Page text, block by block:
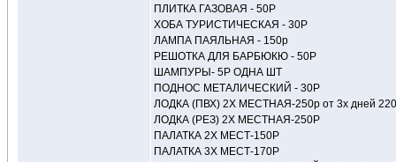
ПЛИТКА ГАЗОВАЯ - 50Р
ХОБА ТУРИСТИЧЕСКАЯ - 30Р
ЛАМПА ПАЯЛЬНАЯ - 150р
РЕШОТКА ДЛЯ БАРБЮКЮ - 50Р
ШАМПУРЫ- 5Р ОДНА ШТ
ПОДНОС МЕТАЛИЧЕСКИЙ - 30Р
ЛОДКА (ПВХ) 2Х МЕСТНАЯ-250р от 3х дней
ЛОДКА (РЕЗ) 2Х МЕСТНАЯ-250Р
ПАЛАТКА 2Х МЕСТ-150Р
ПАЛАТКА 3Х МЕСТ-170Р